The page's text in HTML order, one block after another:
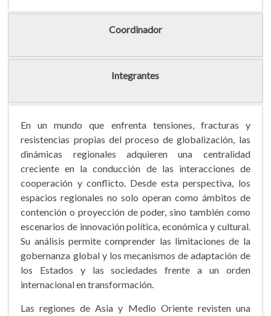
Coordinador
Integrantes
En un mundo que enfrenta tensiones, fracturas y
resistencias propias del proceso de globalización, las
dinámicas regionales adquieren una centralidad
creciente en la conducción de las interacciones de
cooperación y conflicto. Desde esta perspectiva, los
espacios regionales no solo operan como ámbitos de
contención o proyección de poder, sino también como
escenarios de innovación política, económica y cultural.
Su análisis permite comprender las limitaciones de la
gobernanza global y los mecanismos de adaptación de
los Estados y las sociedades frente a un orden
internacional en transformación.
Las regiones de Asia y Medio Oriente revisten una